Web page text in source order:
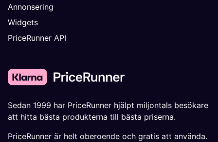
Annonsering
Widgets
PriceRunner API
Sedan 1999 har PriceRunner hjälpt miljontals besökare
att hitta bästa produkterna till bästa priserna.
PriceRunner är helt oberoende och gratis att använda.